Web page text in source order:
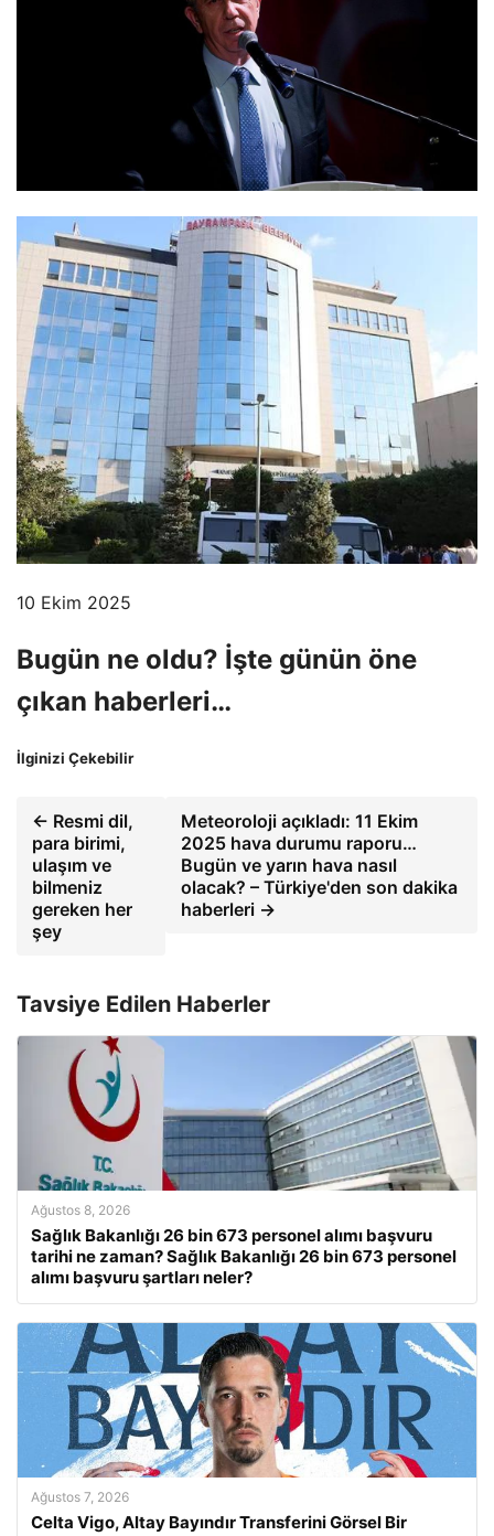
10 Ekim 2025
Bugün ne oldu? İşte günün öne
çıkan haberleri…
İlginizi Çekebilir
← Resmi dil,
para birimi,
ulaşım ve
bilmeniz
gereken her
şey
Meteoroloji açıkladı: 11 Ekim
2025 hava durumu raporu…
Bugün ve yarın hava nasıl
olacak? – Türkiye'den son dakika
haberleri →
Tavsiye Edilen Haberler
Ağustos 8, 2026
Sağlık Bakanlığı 26 bin 673 personel alımı başvuru
tarihi ne zaman? Sağlık Bakanlığı 26 bin 673 personel
alımı başvuru şartları neler?
Ağustos 7, 2026
Celta Vigo, Altay Bayındır Transferini Görsel Bir